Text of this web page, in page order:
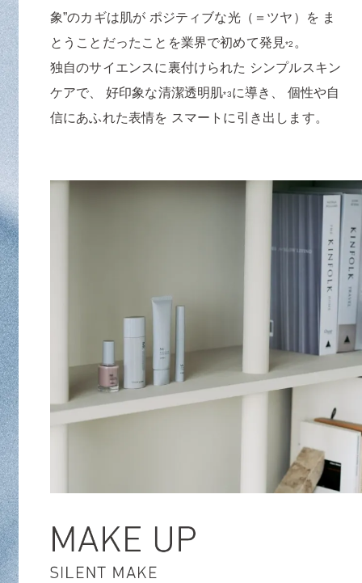
ラルな環境を整え、
すべての人へオルビスの
想いである「ここちを美しく」を届けてまい
ります。
象”のカギは肌が ポジティブな光（＝ツヤ）を ま
とうことだったことを業界で初めて発見*2 。
独自のサイエンスに裏付けられた シンプルスキン
ケアで、
好印象な清潔透明肌*3に導き、
個性や⾃
信にあふれた表情を スマートに引き出します。